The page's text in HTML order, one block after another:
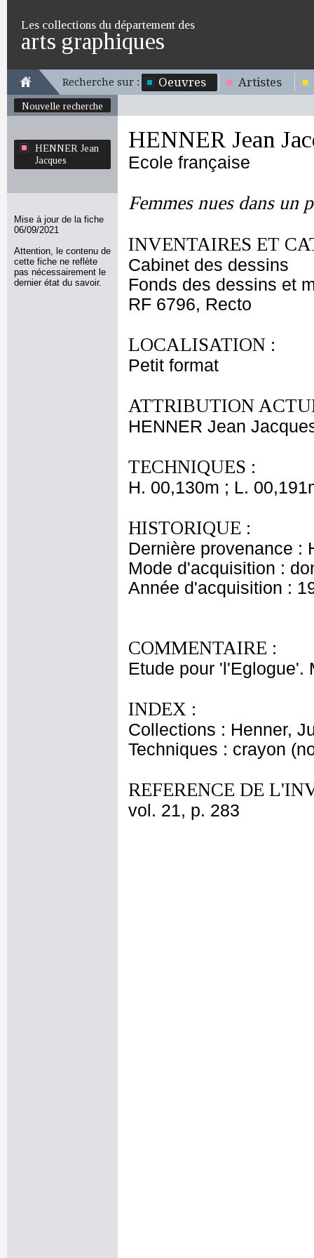
Les collections du département des
arts graphiques
Recherche sur : Oeuvres Artistes
Nouvelle recherche
HENNER Jean
Jacques
Mise à jour de la fiche
06/09/2021
Attention, le contenu de
cette fiche ne reflète
pas nécessairement le
dernier état du savoir.
HENNER Jean
Ecole française
Femmes nues dans un
INVENTAIRES ET
Cabinet des dessins
Fonds des dessins et
RF 6796, Recto
LOCALISATION :
Petit format
ATTRIBUTION
HENNER Jean
TECHNIQUES :
H. 00,130m ; L.
HISTORIQUE :
Dernière provenance :
Mode d'acquisition :
Année d'acquisition :
COMMENTAIRE :
Etude pour 'l'Eglogue'.
INDEX :
Collections : Henner,
Techniques : crayon
REFERENCE DE
vol. 21, p. 283